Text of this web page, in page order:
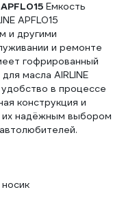
Емкость
APFL015
и другими
и ремонте
гофрированный
масла AIRLINE
в процессе
конструкция и
надёжным выбором